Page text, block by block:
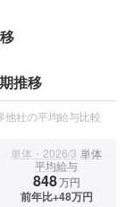
推移
他社の平均給与比較
単体・2026/3 単体
平均給与
848万円
前年比+48万円